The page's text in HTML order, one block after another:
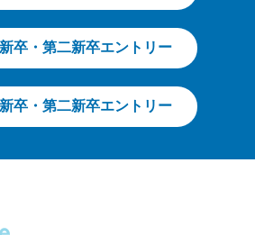
卒・第二新卒エントリー
卒・第二新卒エントリー